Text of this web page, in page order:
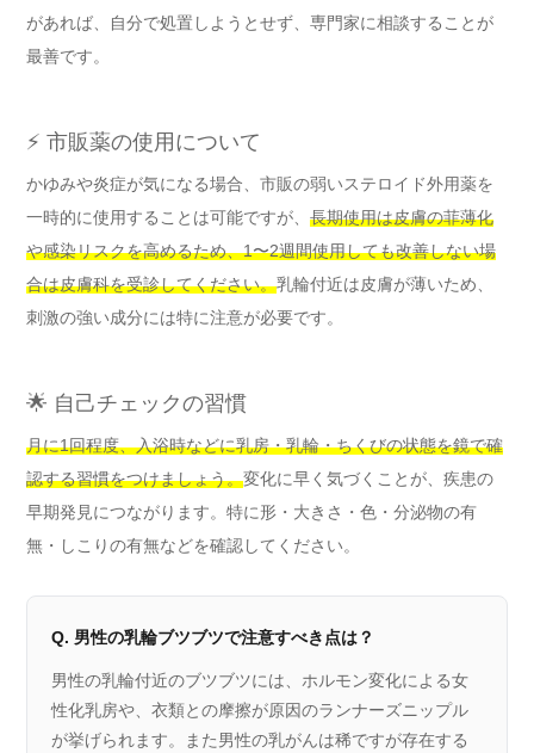
があれば、自分で処置しようとせず、専門家に相談することが
最善です。
⚡ 市販薬の使用について
かゆみや炎症が気になる場合、市販の弱いステロイド外用薬を
一時的に使用することは可能ですが、 長期使用は皮膚の菲薄化
や感染リスクを高めるため、1〜2週間使用しても改善しない場
合は皮膚科を受診してください。乳輪付近は皮膚が薄いため、
刺激の強い成分には特に注意が必要です。
🌟 自己チェックの習慣
月に1回程度、入浴時などに乳房・乳輪・ちくびの状態を鏡で確
認する習慣をつけましょう。変化に早く気づくことが、疾患の
早期発見につながります。特に形・大きさ・色・分泌物の有
無・しこりの有無などを確認してください。
Q. 男性の乳輪ブツブツで注意すべき点は？
男性の乳輪付近のブツブツには、ホルモン変化による女
性化乳房や、衣類との摩擦が原因のランナーズニップル
が挙げられます。また男性の乳がんは稀ですが存在する